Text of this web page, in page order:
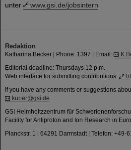
unter
www.gsi.de/jobsintern
Redaktion
Katharina Becker | Phone: 1397 | Email:
Editorial deadline: Thursdays 12 p.m.
Web interface for submitting contributions:
If you have any comments or suggestions
kurier@gsi.de
GSI Helmholtzzentrum für
Facility for Antiproton and Ion Research in
Planckstr. 1 | 64291 Darmstadt | Telefon: +49-